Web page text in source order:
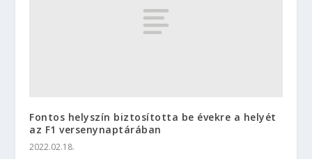
Fontos helyszín biztosította be évekre a helyét
az F1 versenynaptárában
2022.02.18.